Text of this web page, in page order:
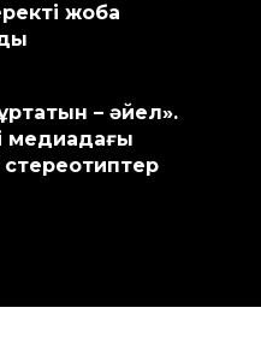
жоба
– әйел».
медиадағы
стереотиптер